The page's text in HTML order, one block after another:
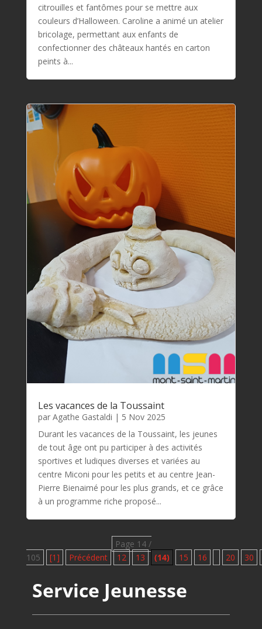
citrouilles et fantômes pour se mettre aux
couleurs d’Halloween. Caroline a animé un atelier
bricolage, permettant aux enfants de
confectionner des châteaux hantés en carton
peints à...
Les vacances de la Toussaint
par Agathe Gastaldi | 5 Nov 2025
Durant les vacances de la Toussaint, les jeunes
de tout âge ont pu participer à des activités
sportives et ludiques diverses et variées au
centre Miconi pour les petits et au centre Jean-
Pierre Bienaimé pour les plus grands, et ce grâce
à un programme riche proposé...
Page 14 /
105
[1] Précédent 12 13 (14) 15 16 20 30
Service Jeunesse